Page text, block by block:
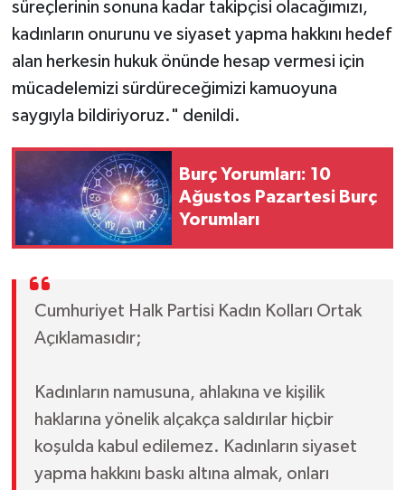
süreçlerinin sonuna kadar takipçisi olacağımızı,
kadınların onurunu ve siyaset yapma hakkını hedef
alan herkesin hukuk önünde hesap vermesi için
mücadelemizi sürdüreceğimizi kamuoyuna
saygıyla bildiriyoruz." denildi.
Burç Yorumları: 10
Ağustos Pazartesi Burç
Yorumları
Cumhuriyet Halk Partisi Kadın Kolları Ortak
Açıklamasıdır;
Kadınların namusuna, ahlakına ve kişilik
haklarına yönelik alçakça saldırılar hiçbir
koşulda kabul edilemez. Kadınların siyaset
yapma hakkını baskı altına almak, onları